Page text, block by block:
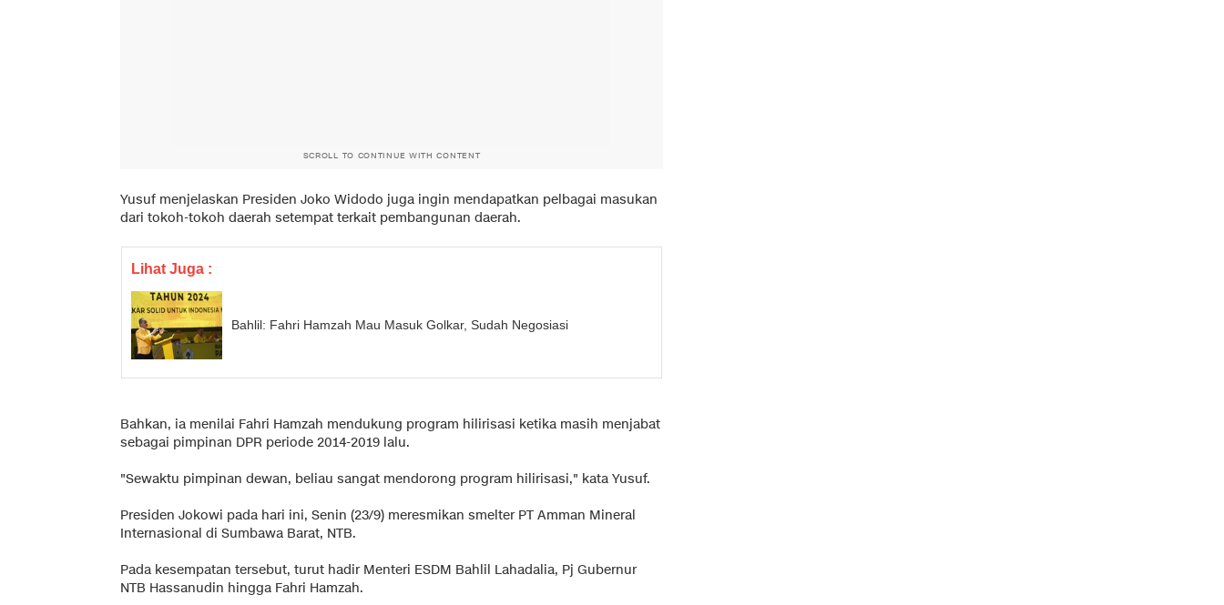
SCROLL TO CONTINUE WITH CONTENT
Yusuf menjelaskan Presiden Joko Widodo juga ingin mendapatkan pelbagai masukan
dari tokoh-tokoh daerah setempat terkait pembangunan daerah.
Lihat Juga :
Bahlil: Fahri Hamzah Mau Masuk Golkar, Sudah Negosiasi
Bahkan, ia menilai Fahri Hamzah mendukung program hilirisasi ketika masih menjabat
sebagai pimpinan DPR periode 2014-2019 lalu.
"Sewaktu pimpinan dewan, beliau sangat mendorong program hilirisasi," kata Yusuf.
Presiden Jokowi pada hari ini, Senin (23/9) meresmikan smelter PT Amman Mineral
Internasional di Sumbawa Barat, NTB.
Pada kesempatan tersebut, turut hadir Menteri ESDM Bahlil Lahadalia, Pj Gubernur
NTB Hassanudin hingga Fahri Hamzah.